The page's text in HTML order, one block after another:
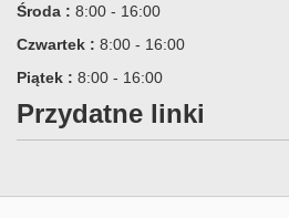
Środa : 8:00 - 16:00
Czwartek : 8:00 - 16:00
Piątek : 8:00 - 16:00
Przydatne linki